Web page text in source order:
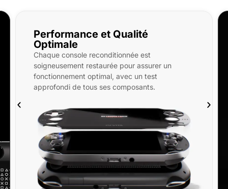
Performance et Qualité
Optimale
Chaque console reconditionnée est
soigneusement restaurée pour assurer un
fonctionnement optimal, avec un test
approfondi de tous ses composants.